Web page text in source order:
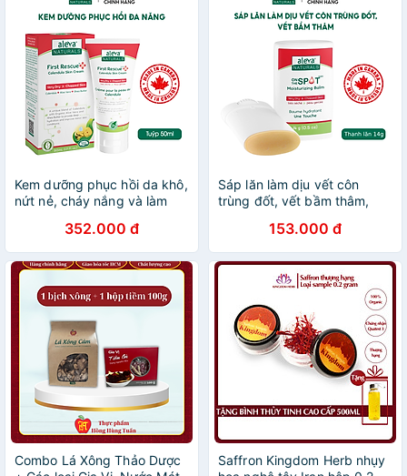
Kem dưỡng phục hồi da khô,
nứt nẻ, cháy nắng và làm
da cho bé Aleva Naturals
(tuýp 50ml)
352.000 đ
Sáp lăn làm dịu vết côn
trùng đốt, vết bầm thâm,
Naturals (14g)153.000 đ
Combo Lá Xông Thảo Dược
Saffron Kingdom Herb nhụy